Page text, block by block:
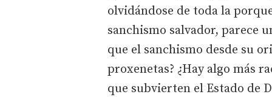
olvidándose de toda la
sanchismo salvador, parece
que el sanchismo desde su
proxenetas? ¿Hay algo más
que subvierten el Estado de